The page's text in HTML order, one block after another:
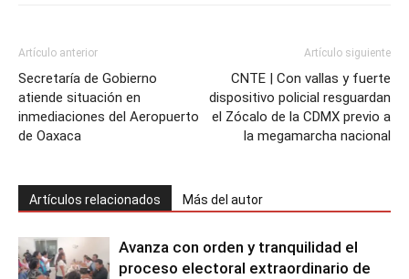
Artículo anterior
Secretaría de Gobierno
atiende situación en
inmediaciones del Aeropuerto
de Oaxaca
Artículo siguiente
CNTE | Con vallas y fuerte
dispositivo policial resguardan
el Zócalo de la CDMX previo a
la megamarcha nacional
Artículos relacionados Más del autor
Avanza con orden y tranquilidad el
proceso electoral extraordinario de